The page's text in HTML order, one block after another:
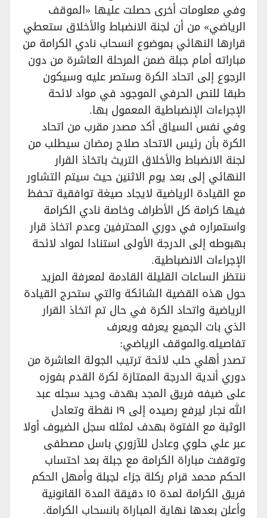
وفي معلومات أخرى حصلت عليها «الموقف
الرياضي» من أن لجنة الانضباط والأخلاق ستعطي
قرارها النهائي بموضوع انسحاب نادي الكرامة من
مباراته أمام جبلة ضمن المرحلة العاشرة من دون
الرجوع إلى اتحاد الكرة وستصر عليه وسيكون
طبقا للنص الحرفي الموجود في مواد لائحة
الإجراءات الإنضباطية المعمول بها.
وفي نفس السياق أكد مصدر مقرب من اتحاد
الكرة بأن رئيس الاتحاد صلاح رمضان سيطلب من
لجنة الانضباط والأخلاق التريث باتخاذ القرار
النهائي إلى بعد يوم الاثنين حيث سيتم التشاور
مع القيادة الرياضية لايجاد صيغة توافقية تحفظ
فيها كرامة كل الأطراف وخاصة نادي الكرامة
واستمراره في دوري المحترفين وعدم اتخاذ قرار
بهبوطه إلى الدرجة الأولى استنادا لمواد لائحة
الإجراءات الانضباطية.
ننتظر الساعات القليلة القادمة لمعرفة المزيد
حول هذه القضية الشائكة والتي ستحرج القيادة
الرياضية واتحاد الكرة في حال تم اتخاذ القرار
الذي بات الجميع يعرفه ويعرف
تفاصيله.والموقف الرياضي:
تصدر أهلي حلب لائحة ترتيب الجولة العاشرة من
دوري أندية الدرجة الممتازة لكرة القدم بفوزه
على ضيفه فريق المجد بهدف وحيد سجله عبد
الله نجار ليرفع رصيده إلى ١٩ نقطة وتعادل
الوثبة مع الفتوة بهدف لمثله سجل الضيوف أولا
عبر علي حلوي وعادل للآزوري باسل مصطفى
وتوقفت مباراة الكرامة مع جبلة بعد احتساب
الحكم محمد قرام ركلة جزاء لجبلة وأمهل الحكم
فريق الكرامة لمدة ١٥ دقيقة المدة القانونية
وأعلن بعدها نهاية المباراة بانسحاب الكرامة.